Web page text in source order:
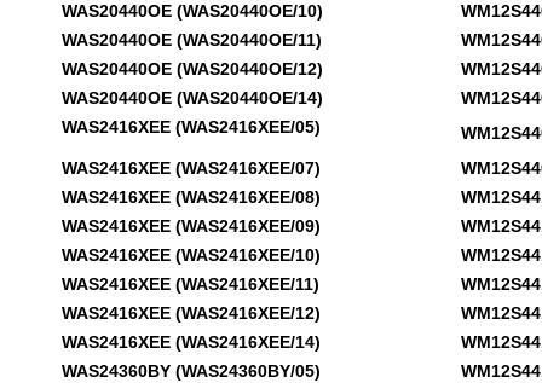
WAS20440OE (WAS20440OE/10)
WAS20440OE (WAS20440OE/11)
WAS20440OE (WAS20440OE/12)
WAS20440OE (WAS20440OE/14)
WAS2416XEE (WAS2416XEE/05)
WAS2416XEE (WAS2416XEE/07)
WAS2416XEE (WAS2416XEE/08)
WAS2416XEE (WAS2416XEE/09)
WAS2416XEE (WAS2416XEE/10)
WAS2416XEE (WAS2416XEE/11)
WAS2416XEE (WAS2416XEE/12)
WAS2416XEE (WAS2416XEE/14)
WAS24360BY (WAS24360BY/05)